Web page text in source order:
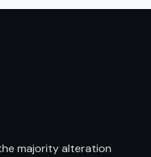
majority alteration